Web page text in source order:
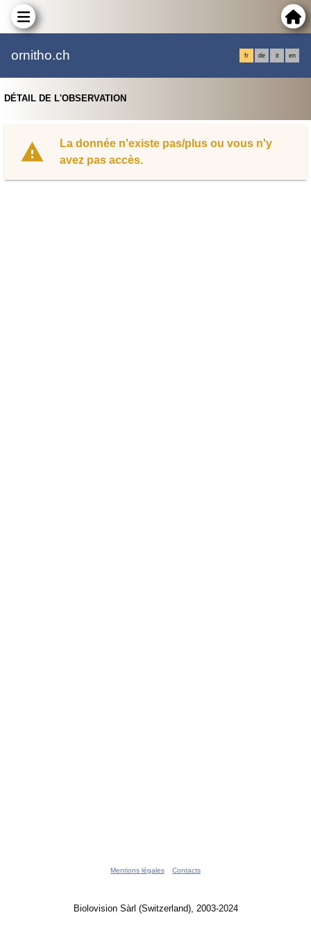
ornitho.ch fr de it en
DÉTAIL DE L'OBSERVATION
La donnée n'existe pas/plus ou vous n'y
avez pas accès.
Mentions légales Contacts
Biolovision Sàrl (Switzerland), 2003-2024